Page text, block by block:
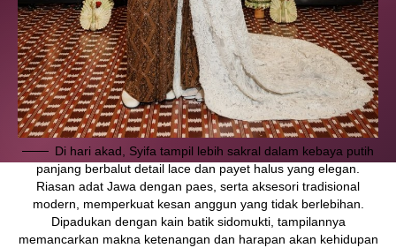
Di hari akad, Syifa tampil lebih sakral dalam kebaya putih
panjang berbalut detail lace dan payet halus yang elegan.
Riasan adat Jawa dengan paes, serta aksesori tradisional
modern, memperkuat kesan anggun yang tidak berlebihan.
Dipadukan dengan kain batik sidomukti, tampilannya
memancarkan makna ketenangan dan harapan akan kehidupan
relevan, dan empowering.
FIND US ON SOCIALS